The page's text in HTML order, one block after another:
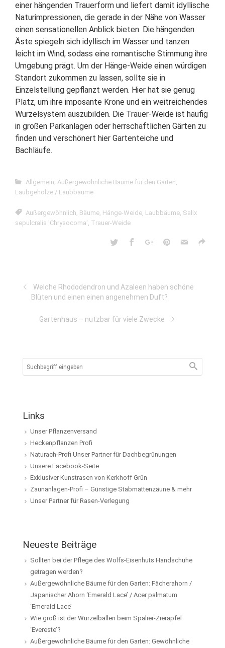
einer hängenden Trauerform und liefert damit idyllische
Naturimpressionen, die gerade in der Nähe von Wasser
einen sensationellen Anblick bieten. Die hängenden
Äste spiegeln sich idyllisch im Wasser und tanzen
leicht im Wind, sodass eine romantische Stimmung ihre
Umgebung prägt. Um der Hänge-Weide einen würdigen
Standort zukommen zu lassen, sollte sie in
Einzelstellung gepflanzt werden. Hier hat sie genug
Platz, um ihre imposante Krone und ein weitreichendes
Wurzelsystem auszubilden. Die Trauer-Weide ist häufig
in großen Parkanlagen oder herrschaftlichen Gärten zu
finden und verschönert hier Gartenteiche und
Bachläufe.
Allgemein, Außergewöhnliche Bäume für den Garten,
Laubgehölze / Laubbäume
Außergewöhnlich, Bäume, Hänge-Weide, Laubbäume, Salix
sepulcralis 'Chrysocoma', Trauer-Weide
Welche Rhododendron und Azaleen haben schöne
Blüten und einen einen angenehmen Duft?
Gartenhaus – nutzbar für viele Zwecke
Links
Unser Pflanzenversand
Heckenpflanzen Profi
Naturach-Profi Unser Partner für Dachbegrünungen
Unsere Facebook-Seite
Exklusiver Kunstrasen von Kerkhoff Grün
Zaunanlagen-Profi – Günstige Stabmattenzäune & mehr
Unser Partner für Rasen-Verlegung
Neueste Beiträge
Sollten bei der Pflege des Wolfs-Eisenhuts Handschuhe
getragen werden?
Außergewöhnliche Bäume für den Garten: Fächerahorn /
Japanischer Ahorn ‘Emerald Lace’ / Acer palmatum
‘Emerald Lace’
Wie groß ist der Wurzelballen beim Spalier-Zierapfel
‘Evereste’?
Außergewöhnliche Bäume für den Garten: Gewöhnliche